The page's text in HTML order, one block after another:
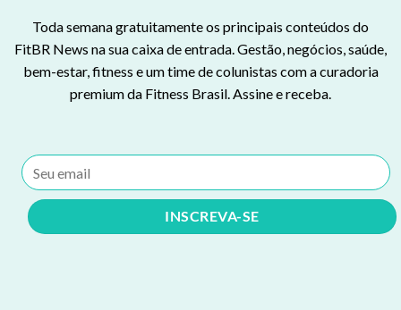
Toda semana gratuitamente os principais conteúdos do
FitBR News na sua caixa de entrada. Gestão, negócios, saúde,
bem-estar, fitness e um time de colunistas com a curadoria
premium da Fitness Brasil. Assine e receba.